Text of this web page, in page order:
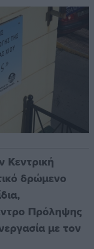
Κεντρική
δρώμενο
Πρόληψης
με τον